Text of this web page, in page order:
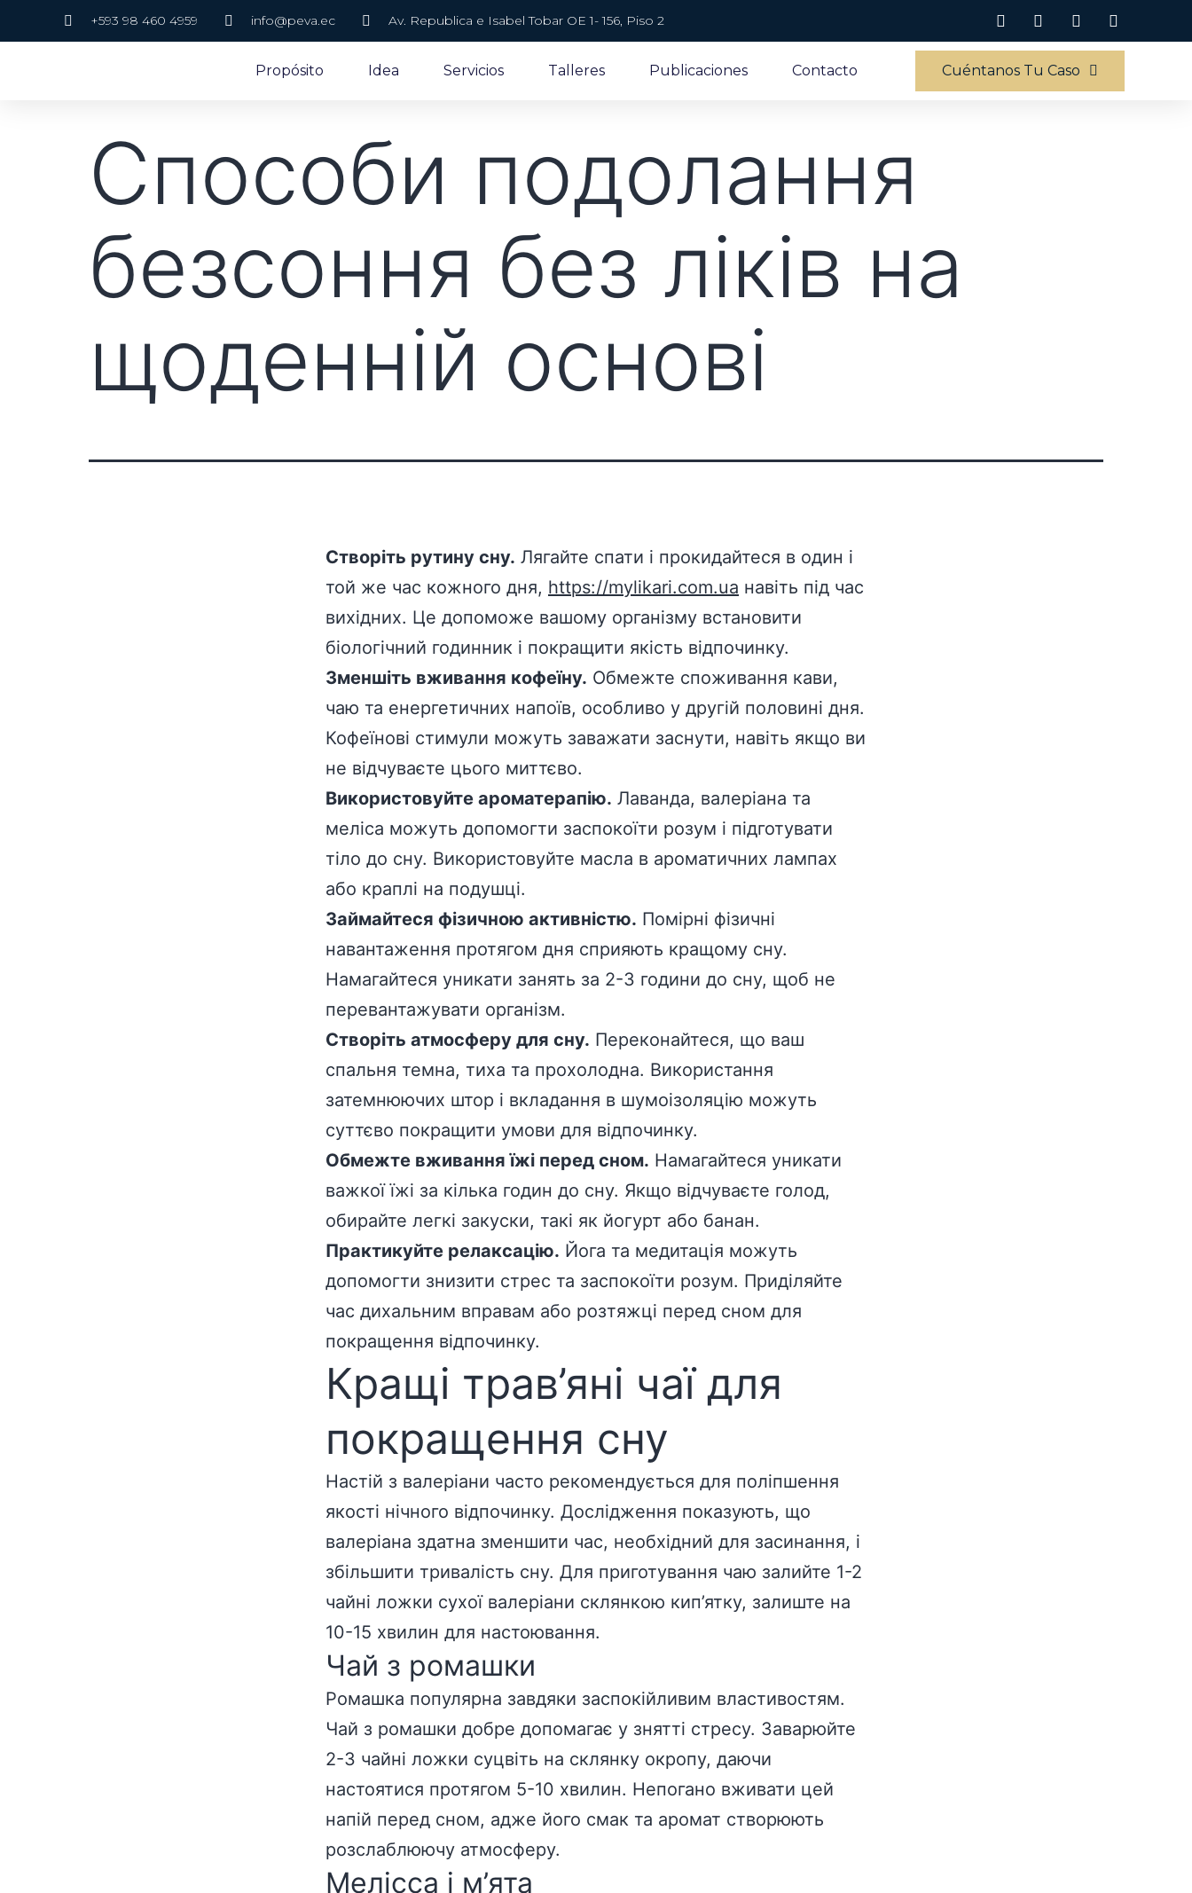
+593 98 460 4959 info@peva.ec Av. Republica e Isabel Tobar OE 1- 156, Piso 2
Propósito Idea Servicios Talleres Publicaciones Contacto Cuéntanos Tu Caso
Способи подолання
безсоння без ліків на
щоденній основі
Створіть рутину сну. Лягайте спати і прокидайтеся в один і
той же час кожного дня, https://mylikari.com.ua навіть під час
вихідних. Це допоможе вашому організму встановити
біологічний годинник і покращити якість відпочинку.
Зменшіть вживання кофеїну. Обмежте споживання кави,
чаю та енергетичних напоїв, особливо у другій половині дня.
Кофеїнові стимули можуть заважати заснути, навіть якщо ви
не відчуваєте цього миттєво.
Використовуйте ароматерапію. Лаванда, валеріана та
меліса можуть допомогти заспокоїти розум і підготувати
тіло до сну. Використовуйте масла в ароматичних лампах
або краплі на подушці.
Займайтеся фізичною активністю. Помірні фізичні
навантаження протягом дня сприяють кращому сну.
Намагайтеся уникати занять за 2-3 години до сну, щоб не
перевантажувати організм.
Створіть атмосферу для сну. Переконайтеся, що ваш
спальня темна, тиха та прохолодна. Використання
затемнюючих штор і вкладання в шумоізоляцію можуть
суттєво покращити умови для відпочинку.
Обмежте вживання їжі перед сном. Намагайтеся уникати
важкої їжі за кілька годин до сну. Якщо відчуваєте голод,
обирайте легкі закуски, такі як йогурт або банан.
Практикуйте релаксацію. Йога та медитація можуть
допомогти знизити стрес та заспокоїти розум. Приділяйте
час дихальним вправам або розтяжці перед сном для
покращення відпочинку.
Кращі трав’яні чаї для
покращення сну
Настій з валеріани часто рекомендується для поліпшення
якості нічного відпочинку. Дослідження показують, що
валеріана здатна зменшити час, необхідний для засинання, і
збільшити тривалість сну. Для приготування чаю залийте 1-2
чайні ложки сухої валеріани склянкою кип’ятку, залиште на
10-15 хвилин для настоювання.
Чай з ромашки
Ромашка популярна завдяки заспокійливим властивостям.
Чай з ромашки добре допомагає у знятті стресу. Заварюйте
2-3 чайні ложки суцвіть на склянку окропу, даючи
настоятися протягом 5-10 хвилин. Непогано вживати цей
напій перед сном, адже його смак та аромат створюють
розслаблюючу атмосферу.
Мелісса і м’ята